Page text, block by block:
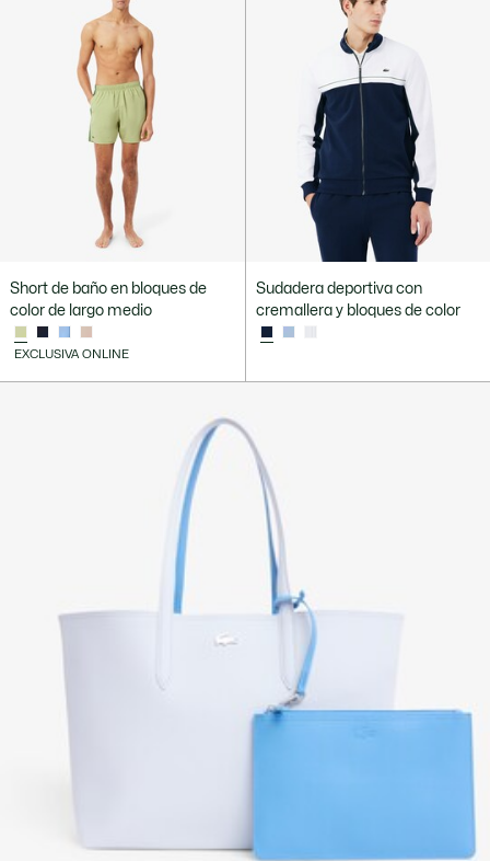
Short de baño en bloques de
color de largo medio
EXCLUSIVA ONLINE
Sudadera deportiva con
cremallera y bloques de color